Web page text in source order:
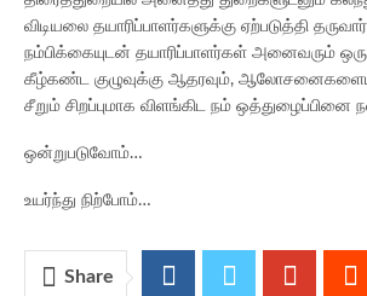
விடியலை தயாரிப்பாளர்களுக்கு ஏற்படுத்தி
நம்பிக்கையுடன் தயாரிப்பாளர்கள் அனைவரும்
கீழ்கண்ட குழுவுக்கு ஆதரவும்,
சீறும் சிறப்புமாக விளங்கிட நம் ஒத்துழைப்பினை
ஒன்றுபடுவோம்…
உயர்ந்து நிற்போம்…
Share